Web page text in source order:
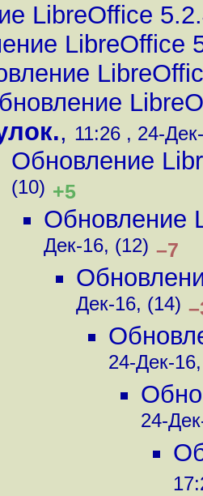
LibreOffice
LibreOffice
, 11:26 , 24-
Обновление
(10) +5
Обновление
Дек-16, (12) –7
Дек-16, (14)
24-Дек-
24-